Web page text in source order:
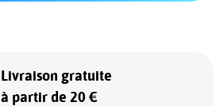
Livraison gratuite
à partir de 20 €